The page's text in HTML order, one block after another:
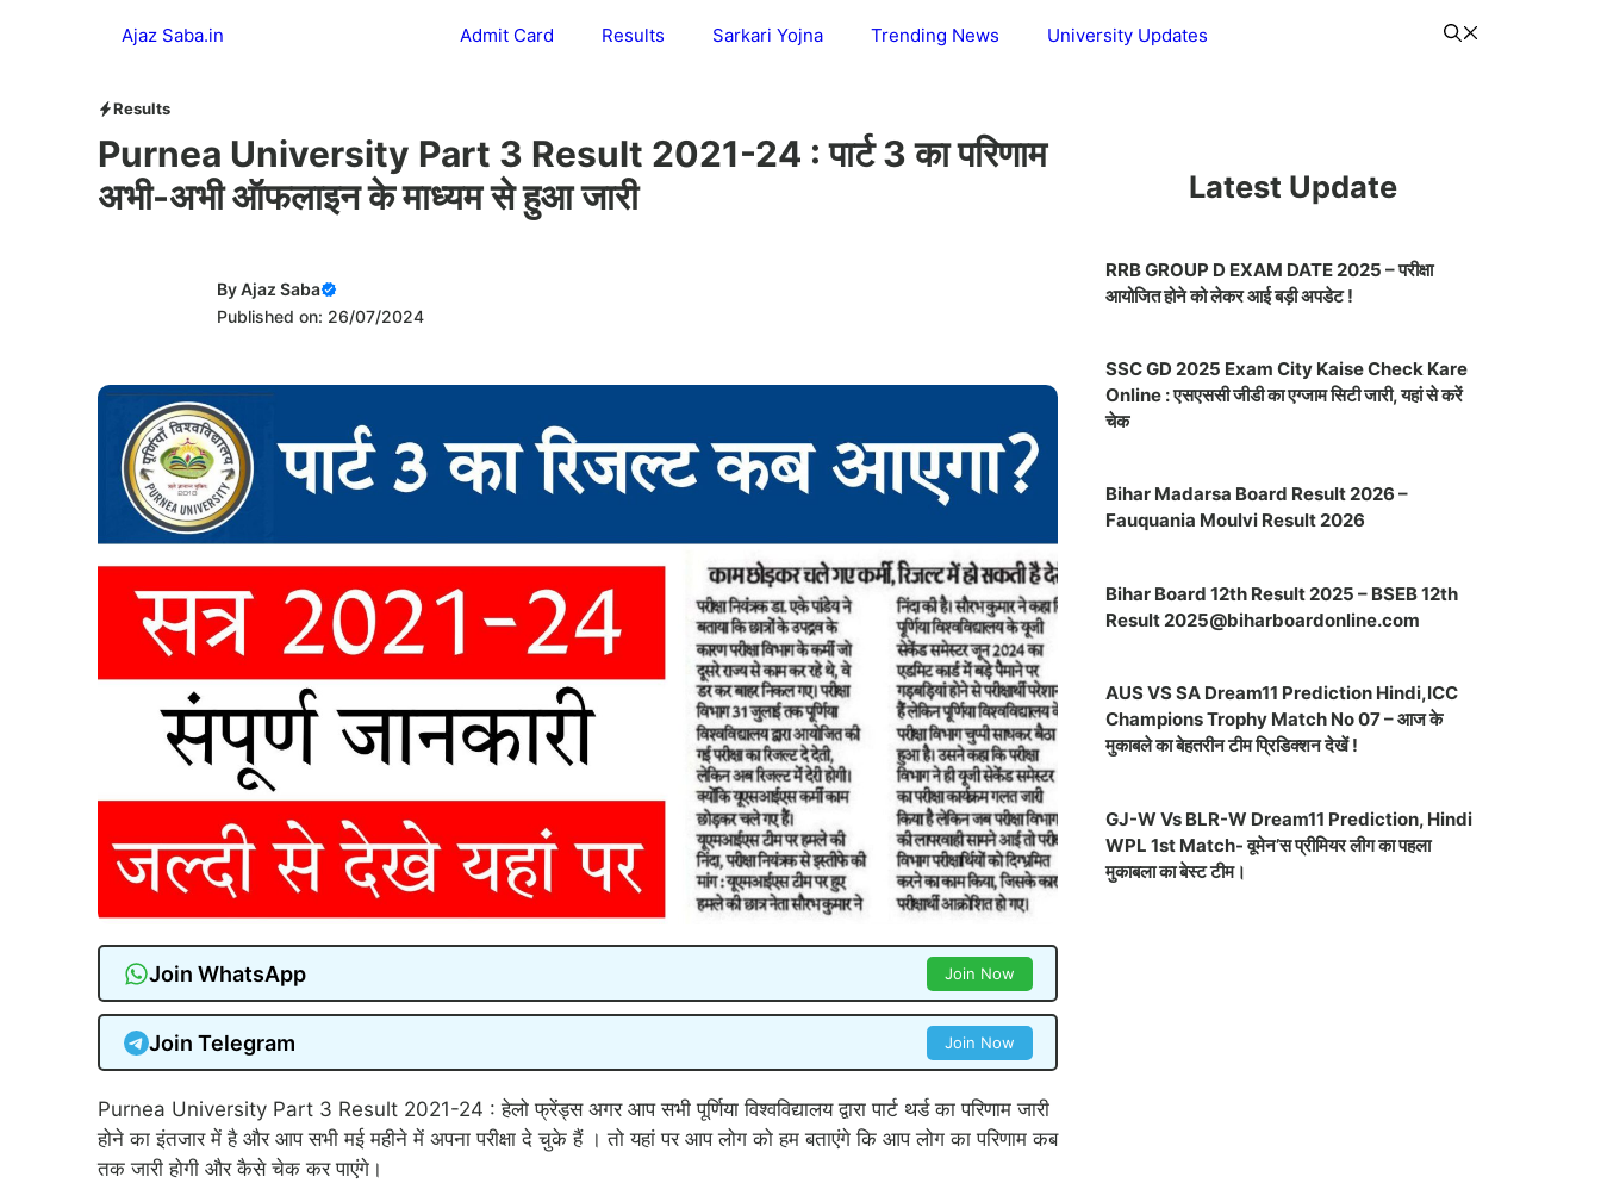
Ajaz Saba.in Admit Card Results Sarkari Yojna Trending News University Updates
Results
Purnea University Part 3 Result 2021-24 : पार्ट 3 का परिणाम
अभी-अभी ऑफलाइन के माध्यम से हुआ जारी
ByAjaz Saba
Published on: 26/07/2024
Join WhatsApp Join Now
Join Telegram Join Now
Purnea University Part 3 Result 2021-24 : हेलो फ्रेंड्स अगर आप सभी पूर्णिया विश्वविद्यालय द्वारा पार्ट थर्ड का परिणाम जारी
होने का इंतजार में है और आप सभी मई महीने में अपना परीक्षा दे चुके हैं । तो यहां पर आप लोग को हम बताएंगे कि आप लोग का परिणाम कब
तक जारी होगी और कैसे चेक कर पाएंगे।
Latest Update
RRB GROUP D EXAM DATE 2025 – परीक्षा
आयोजित होने को लेकर आई बड़ी अपडेट !
SSC GD 2025 Exam City Kaise Check Kare
Online : एसएससी जीडी का एग्जाम सिटी जारी, यहां से करें
चेक
Bihar Madarsa Board Result 2026 –
Fauquania Moulvi Result 2026
Bihar Board 12th Result 2025 – BSEB 12th
Result2025@biharboardonline.com
AUS VS SA Dream11 Prediction Hindi,ICC
Champions Trophy Match No 07 – आज के
मुकाबले का बेहतरीन टीम प्रिडिक्शन देखें !
GJ-W Vs BLR-W Dream11 Prediction, Hindi
WPL 1st Match- वूमेन’स प्रीमियर लीग का पहला
मुकाबला का बेस्ट टीम।